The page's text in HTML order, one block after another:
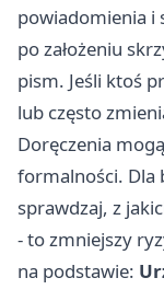
powiadomienia i
po założeniu
pism. Jeśli ktoś
lub często
Doręczenia
formalności. Dla
sprawdzaj, z
- to zmniejszy
na podstawie: